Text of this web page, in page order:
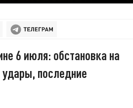
6 июля: обстановка на
последние